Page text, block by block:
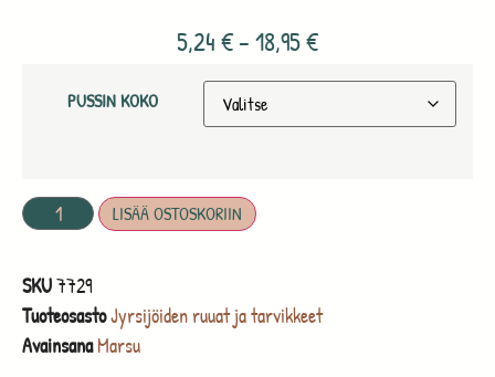
5,24€–18,95€
PUSSIN KOKO
LISÄÄ OSTOSKORIIN
SKU7729
TuoteosastoJyrsijöiden ruuat ja tarvikkeet
Avainsana Marsu